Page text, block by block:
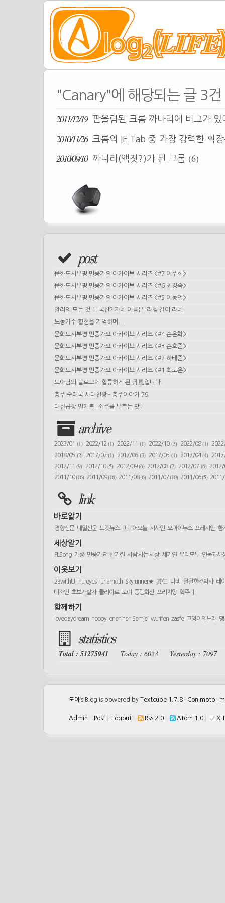
"Canary"에 해당되는 글 3건
2011/12/19 판올림된 크롬 까나리에 버그가
2010/11/26 크롬의 IE Tab 중 가장 강력한 확
2010/09/10 까나리(액젓?)가 된 크롬 (6)
post
문화도시부평 민중가요 아카이브 시리즈 <#7 이주헌>
문화도시부평 민중가요 아카이브 시리즈 <#6 최경숙>
문화도시부평 민중가요 아카이브 시리즈 <#5 이동언>
알리의 모든 것 1. 국산? 자네 이름은 '라벨 갈이'라네!
노동가수 황현을 기억하며...
문화도시부평 민중가요 아카이브 시리즈 <#4 손은화>
문화도시부평 민중가요 아카이브 시리즈 <#3 손호준>
문화도시부평 민중가요 아카이브 시리즈 <#2 하태준>
문화도시부평 민중가요 아카이브 시리즈 <#1 최도은>
도아님의 블로그에 합류하게 된 丹風입니다.
충주 순대국 사대천왕 - 충주이야기 79
대한곱창 밀키트, 소주를 부르는 맛!
archive
2023/01 (1) 2022/12(1) 2022/11(1) 2022/10 (3) 2022/08(1)
2018/05 (2) 2017/07(1) 2017/06(3) 2017/05 (1) 2017/04(4)
2012/11(9) 2012/10(5) 2012/09(6) 2012/08 (2) 2012/07 (6)
2011/10(16) 2011/09(16) 2011/08(6) 2011/07(10) 2011/06(5)
link
바로알기
경향신문 내일신문 노컷뉴스 미디어오늘 시사인 오마이뉴스 프레시안 한
세상알기
PLSong 개종 민중가요 반기련 사람 사는 세상 세기연 우리모두 인물과사
이웃보기
2BwithU inureyes lunamoth Skyrunner★ 其仁 나비 달달한조박사 레
디자인 초보개발자 클리아르 토이 풍림화산 프리지앙 학주니
함께하기
lovedaydream noopy oneniner Semjei wurifen zasfe 고양이의노래
statistics
Total : 51275941 Today : 6023 Yesterday : 7097
도아’s Blog is powered by Textcube 1.7.8 : Con moto
Admin Post Logout Rss 2.0 Atom 1.0